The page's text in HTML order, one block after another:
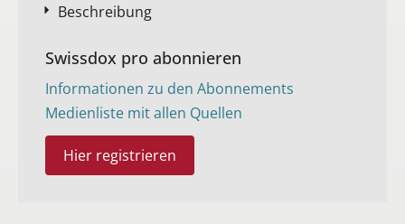
Beschreibung
Swissdox pro abonnieren
Informationen zu den Abonnements
Medienliste mit allen Quellen
Hier registrieren